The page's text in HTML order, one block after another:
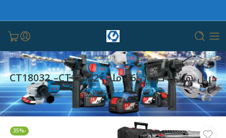
دريل هلتي كراون 26 ملي CT18032 –CT18032
بيت الجميع
-35%